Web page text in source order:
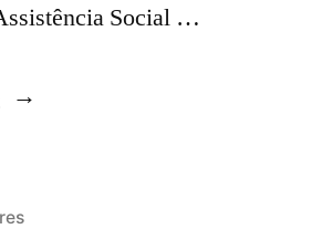
Social …